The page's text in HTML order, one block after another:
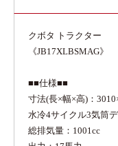
クボタ トラクター
《JB17XLBSMAG》
■■仕様■■
寸法(長×幅×高)：
水冷4サイクル3気筒
総排気量：1001cc